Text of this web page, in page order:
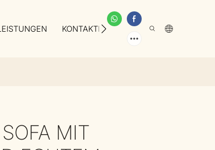
KONTAKTIEREN SIE UNS ÜBER UNS
MIT